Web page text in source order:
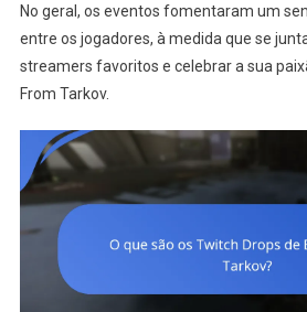
No geral, os eventos fomentaram um
entre os jogadores, à medida que se
streamers favoritos e celebrar a sua
From Tarkov.